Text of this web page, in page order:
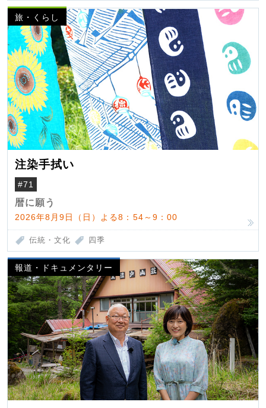
旅・くらし
注染手拭い
#71
暦に願う
2026年8月9日（日）よる8：54～9：00
伝統・文化 四季
報道・ドキュメンタリー